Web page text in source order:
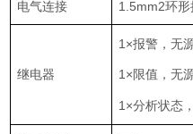
电气连接 1.5mm2环
继电器
1×报警，无
1×限值，无
1×分析状态